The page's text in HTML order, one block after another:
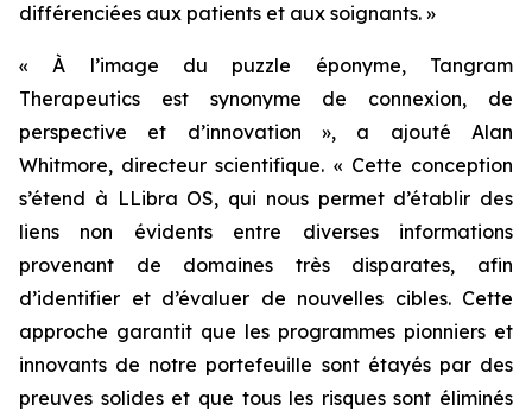
différenciées aux patients et aux soignants. »
« À l’image du puzzle éponyme, Tangram
Therapeutics est synonyme de connexion, de
perspective et d’innovation », a ajouté Alan
Whitmore, directeur scientifique. « Cette conception
s’étend à LLibra OS, qui nous permet d’établir des
liens non évidents entre diverses informations
provenant de domaines très disparates, afin
d’identifier et d’évaluer de nouvelles cibles. Cette
approche garantit que les programmes pionniers et
innovants de notre portefeuille sont étayés par des
preuves solides et que tous les risques sont éliminés